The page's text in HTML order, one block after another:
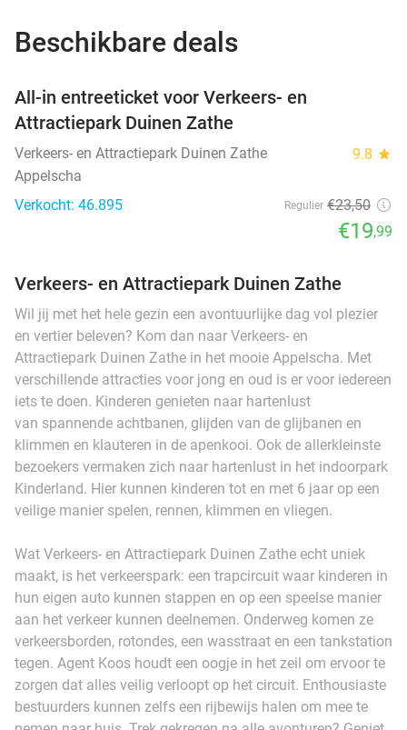
Beschikbare deals
All-in entreeticket voor Verkeers- en
Attractiepark Duinen Zathe
Verkeers- en Attractiepark Duinen Zathe 9.8 star
Appelscha
Verkocht: 46.895
Regulier €23,50
€19,99
Verkeers- en Attractiepark Duinen Zathe
Wil jij met het hele gezin een avontuurlijke dag vol plezier
en vertier beleven? Kom dan naar Verkeers- en
Attractiepark Duinen Zathe in het mooie Appelscha. Met
verschillende attracties voor jong en oud is er voor iedereen
iets te doen. Kinderen genieten naar hartenlust
van spannende achtbanen, glijden van de glijbanen en
klimmen en klauteren in de apenkooi. Ook de allerkleinste
bezoekers vermaken zich naar hartenlust in het indoorpark
Kinderland. Hier kunnen kinderen tot en met 6 jaar op een
veilige manier spelen, rennen, klimmen en vliegen.
Wat Verkeers- en Attractiepark Duinen Zathe echt uniek
maakt, is het verkeerspark: een trapcircuit waar kinderen in
hun eigen auto kunnen stappen en op een speelse manier
aan het verkeer kunnen deelnemen. Onderweg komen ze
verkeersborden, rotondes, een wasstraat en een tankstation
tegen. Agent Koos houdt een oogje in het zeil om ervoor te
zorgen dat alles veilig verloopt op het circuit. Enthousiaste
bestuurders kunnen zelfs een rijbewijs halen om mee te